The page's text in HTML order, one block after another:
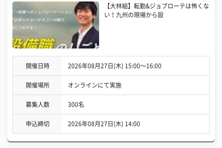
【大林組】転勤&ジョブローテは怖くな
い！九州の現場から設
開催日時 2026年08月27日(木) 15:00〜16:00
開催場所 オンラインにて実施
募集人数 300名
申込締切 2026年08月27日(木) 14:00